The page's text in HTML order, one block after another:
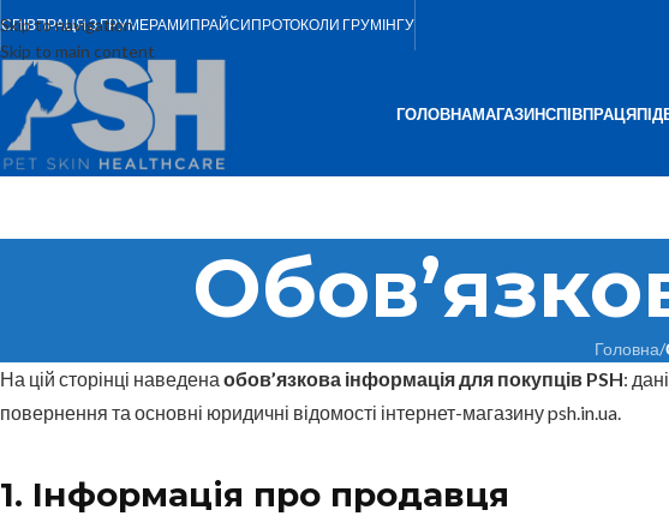
Skip to navigation
Skip to main content
СПІВПРАЦЯ З ГРУМЕРАМИПРАЙСИПРОТОКОЛИ ГРУМІНГУ
ГОЛОВНАМАГАЗИНСПІВПРАЦЯ
Головна/
На цій сторінці наведена обов’язкова інформація для покупців PSH:
повернення та основні юридичні відомості інтернет-магазину psh.in.ua.
1. Інформація про продавця